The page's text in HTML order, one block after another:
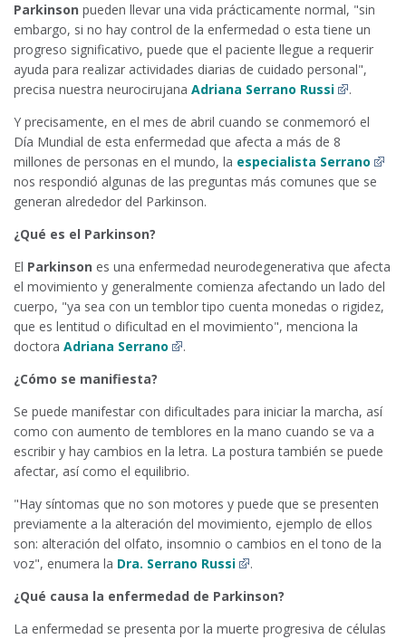
Parkinson pueden llevar una vida prácticamente normal, "sin
embargo, si no hay control de la enfermedad o esta tiene un
progreso significativo, puede que el paciente llegue a requerir
ayuda para realizar actividades diarias de cuidado personal",
precisa nuestra neurocirujana Adriana Serrano Russi
.
Y precisamente, en el mes de abril cuando se conmemoró el
Día Mundial de esta enfermedad que afecta a más de 8
millones de personas en el mundo, la especialista Serrano
nos respondió algunas de las preguntas más comunes que se
generan alrededor del Parkinson.
¿Qué es el Parkinson?
El Parkinson es una enfermedad neurodegenerativa que afecta
el movimiento y generalmente comienza afectando un lado del
cuerpo, "ya sea con un temblor tipo cuenta monedas o rigidez,
que es lentitud o dificultad en el movimiento", menciona la
doctora Adriana Serrano
.
¿Cómo se manifiesta?
Se puede manifestar con dificultades para iniciar la marcha, así
como con aumento de temblores en la mano cuando se va a
escribir y hay cambios en la letra. La postura también se puede
afectar, así como el equilibrio.
"Hay síntomas que no son motores y puede que se presenten
previamente a la alteración del movimiento, ejemplo de ellos
son: alteración del olfato, insomnio o cambios en el tono de la
voz", enumera la Dra. Serrano Russi
.
¿Qué causa la enfermedad de Parkinson?
La enfermedad se presenta por la muerte progresiva de células